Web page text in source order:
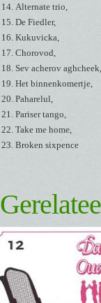
Alternate trio,
De Fiedler,
Kukuvicka,
Chorovod,
Sev acherov aghcheek,
Het binnenkomertje,
Paharelul,
Pariser tango,
Take me home,
Broken sixpence